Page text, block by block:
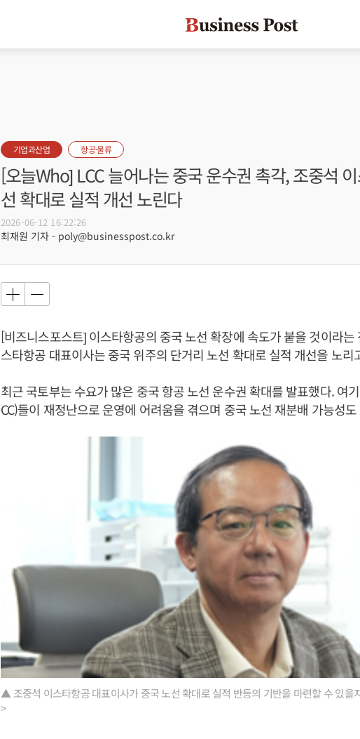
기업과산업 항공·물류
[오늘Who] LCC 늘어나는 중국 운수권 촉각, 조중석
선 확대로 실적 개선 노린다
2026-06-12 16:22:26
최재원 기자 - poly@businesspost.co.kr
[비즈니스포스트] 이스타항공의 중국 노선 확장에 속도가 붙을 것이라는
스타항공 대표이사는 중국 위주의 단거리 노선 확대로 실적 개선을 노리
최근 국토부는 수요가 많은 중국 항공 노선 운수권 확대를 발표했다. 여
CC)들이 재정난으로 운영에 어려움을 겪으며 중국 노선 재분배 가능성
▲ 조중석 이스타항공 대표이사가 중국 노선 확대로 실적 반등의 기반을 마련할 수 있을
>